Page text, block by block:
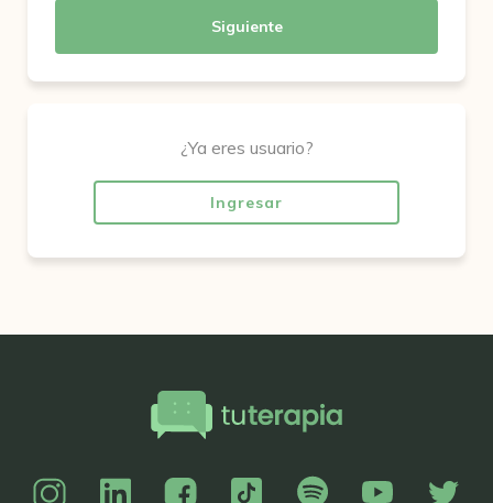
Siguiente
¿Ya eres usuario?
Ingresar